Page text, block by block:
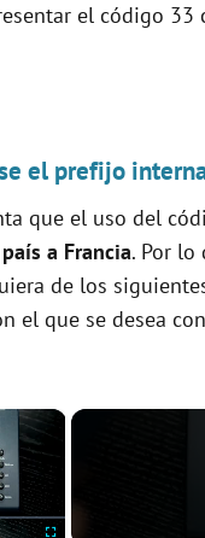
el código
el prefijo
que el uso del
a Francia. Por lo
de los
el que se desea
×